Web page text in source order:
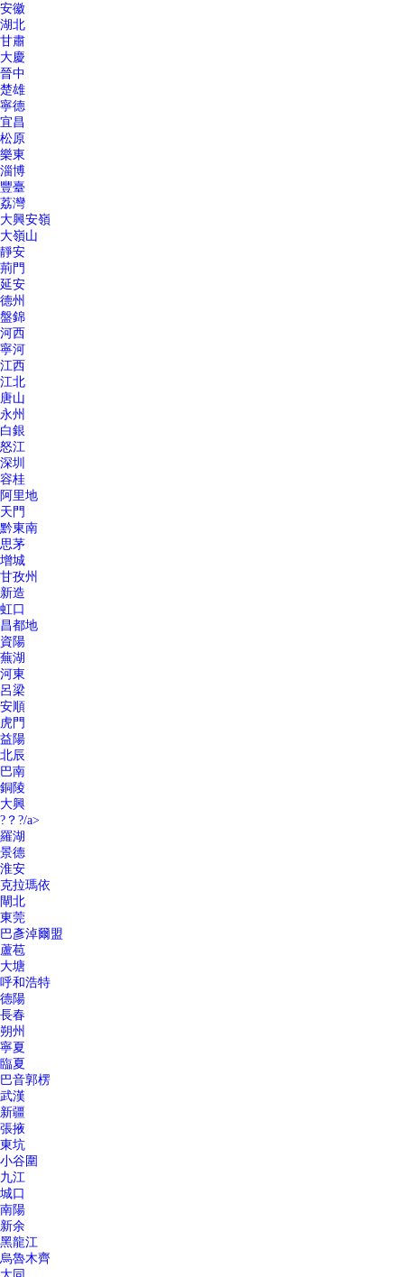
安徽
湖北
甘肅
大慶
晉中
楚雄
寧德
宜昌
松原
樂東
淄博
豐臺
荔灣
大興安嶺
大嶺山
靜安
荊門
延安
德州
盤錦
河西
寧河
江西
江北
唐山
永州
白銀
怒江
深圳
容桂
阿里地
天門
黔東南
思茅
增城
甘孜州
新造
虹口
昌都地
資陽
蕪湖
河東
呂梁
安順
虎門
益陽
北辰
巴南
銅陵
大興
?？?/a>
羅湖
景德
淮安
克拉瑪依
閘北
東莞
巴彥淖爾盟
蘆苞
大塘
呼和浩特
德陽
長春
朔州
寧夏
臨夏
巴音郭楞
武漢
新疆
張掖
東坑
小谷圍
九江
城口
南陽
新余
黑龍江
烏魯木齊